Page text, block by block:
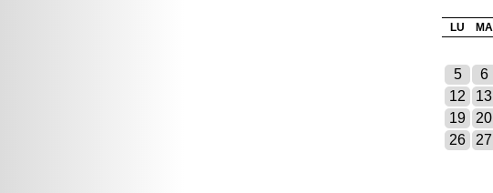
LU MA
5
6
12
13
19
20
26
27